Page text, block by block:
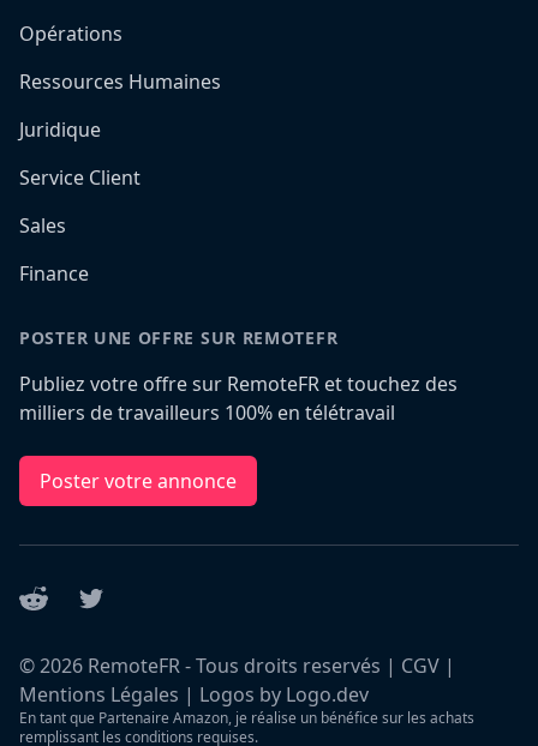
Opérations
Ressources Humaines
Juridique
Service Client
Sales
Finance
POSTER UNE OFFRE SUR REMOTEFR
Publiez votre offre sur RemoteFR et touchez des
milliers de travailleurs 100% en télétravail
Poster votre annonce
Reddit Twitter
©2026 RemoteFR - Tous droits reservés | CGV |
Mentions Légales | Logos by Logo.dev
En tant que Partenaire Amazon, je réalise un bénéfice sur les achats
remplissant les conditions requises.